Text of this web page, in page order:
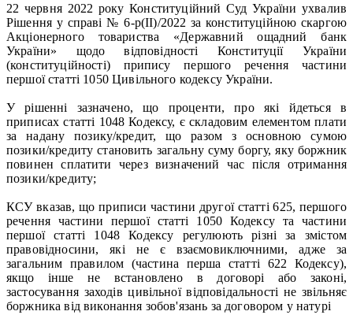
22 червня 2022 року Конституційний Суд України ухвалив
Рішення у справі № 6-р(ІІ)/2022 за конституційною скаргою
Акціонерного товариства «Державний ощадний банк
України» щодо відповідності Конституції України
(конституційності) припису першого речення частини
першої статті 1050 Цивільного кодексу України.
У рішенні зазначено, що проценти, про які йдеться в
приписах статті 1048 Кодексу, є складовим елементом плати
за надану позику/кредит, що разом з основною сумою
позики/кредиту становить загальну суму боргу, яку боржник
повинен сплатити через визначений час після отримання
позики/кредиту;
КСУ вказав, що приписи частини другої статті 625, першого
речення частини першої статті 1050 Кодексу та частини
першої статті 1048 Кодексу регулюють різні за змістом
правовідносини, які не є взаємовиключними, адже за
загальним правилом (частина перша статті 622 Кодексу),
якщо інше не встановлено в договорі або законі,
застосування заходів цивільної відповідальності не звільняє
боржника від виконання зобов'язань за договором у натурі